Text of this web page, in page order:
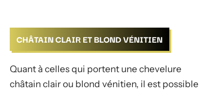
CHÂTAIN CLAIR ET BLOND VÉNITIEN
Quant à celles qui portent une chevelure
châtain clair ou blond vénitien, il est possible